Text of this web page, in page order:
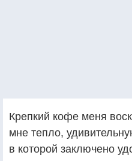
Крепкий кофе меня
мне тепло,
в которой заключено